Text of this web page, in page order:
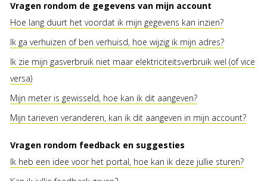
Vragen rondom de gegevens van mijn account
Hoe lang duurt het voordat ik mijn gegevens kan inzien?
Ik ga verhuizen of ben verhuisd, hoe wijzig ik mijn adres?
Ik zie mijn gasverbruik niet maar elektriciteitsverbruik wel (of vice
versa)
Mijn meter is gewisseld, hoe kan ik dit aangeven?
Mijn tarieven veranderen, kan ik dit aangeven in mijn account?
Vragen rondom feedback en suggesties
Ik heb een idee voor het portal, hoe kan ik deze jullie sturen?